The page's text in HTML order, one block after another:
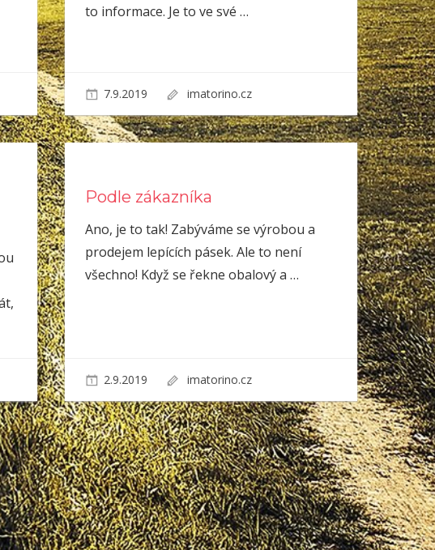
to informace. Je to ve své…
7.9.2019 imatorino.cz
Podle zákazníka
Ano, je to tak! Zabýváme se výrobou a
prodejem lepících pásek. Ale to není
všechno! Když se řekne obalový a…
2.9.2019 imatorino.cz